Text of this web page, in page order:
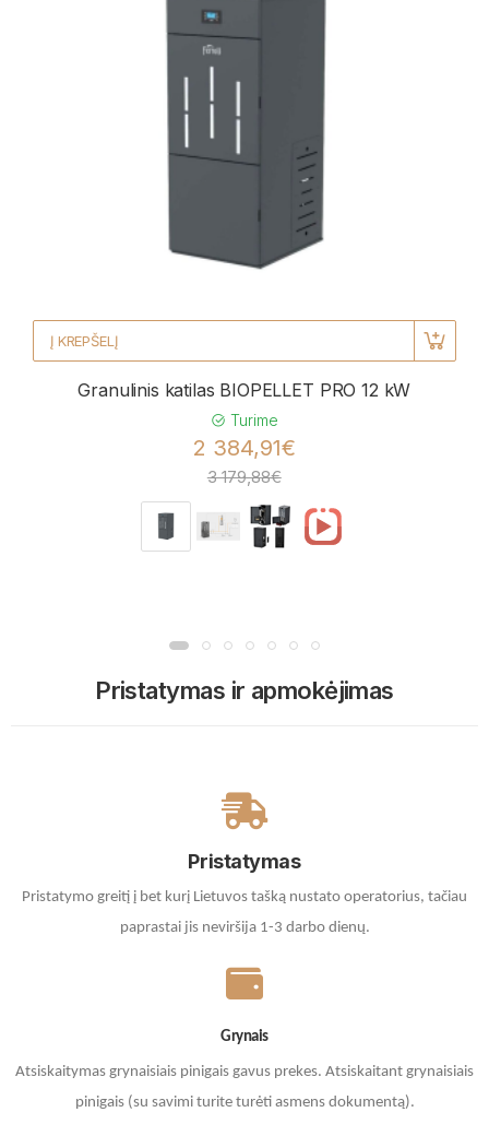
Į KREPŠELĮ
Granulinis katilas BIOPELLET PRO 12 kW
Turime
2 384,91€
3 179,88€
Pristatymas ir apmokėjimas
Pristatymas
Pristatymo greitį į bet kurį Lietuvos tašką nustato operatorius, tačiau
paprastai jis neviršija 1-3 darbo dienų.
Grynais
Atsiskaitymas grynaisiais pinigais gavus prekes. Atsiskaitant grynaisiais
pinigais (su savimi turite turėti asmens dokumentą).